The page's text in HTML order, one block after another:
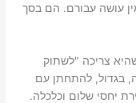
עושה עבורם. הם בסך
צריכה "לשתוק
בגדול, להתחתן עם
יחסי שלום וכלכלה.